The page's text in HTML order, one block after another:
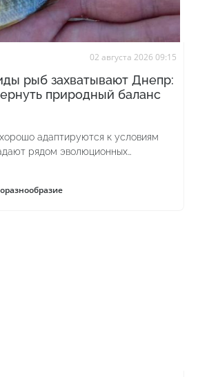
02 августа 2026 09:15
рыб захватывают Днепр:
природный баланс
адаптируются к условиям
рядом эволюционных